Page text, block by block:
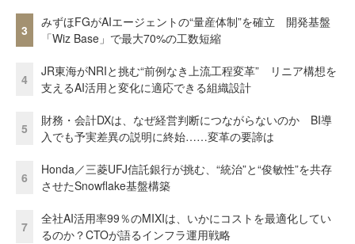
3
みずほFGがAIエージェントの“量産体制”を確立 開発基盤
「Wiz Base」で最大70%の工数短縮
4
JR東海がNRIと挑む“前例なき上流工程変革” リニア構想を
支えるAI活用と変化に適応できる組織設計
5
財務・会計DXは、なぜ経営判断につながらないのか BI導
入でも予実差異の説明に終始……変革の要諦は
6
Honda／三菱UFJ信託銀行が挑む、“統治”と“俊敏性”を共存
させたSnowflake基盤構築
7
全社AI活用率99％のMIXIは、いかにコストを最適化してい
るのか？CTOが語るインフラ運用戦略